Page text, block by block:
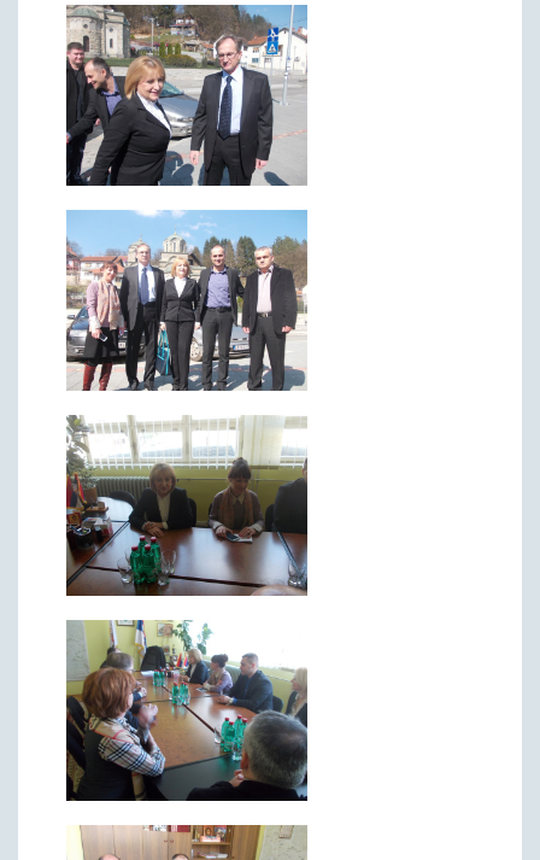
ГАЛЕРИЈА
Љубовија
Љубовија некад
Природа у Азбуковици
ВЕСТИ
Соко град
Римски мост
Кањон Трешњице
Мали и Велики град
Мачков камен
Манастир Св. Николај Српски
Манастир Свете Тројице
Црква Светог Преображења
Црква Св. апостола Петра и Павла
Црква брвнара у Доњој Оровици
Дрина
Врхпоље - Етно село
Бобија
КОНТАКТ
Општина Љубовија
Установе од јавног значаја
Матична служба